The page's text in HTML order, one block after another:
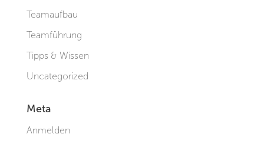
Teamaufbau
Teamführung
Tipps & Wissen
Uncategorized
Meta
Anmelden